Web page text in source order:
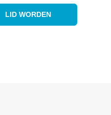
LID WORDEN